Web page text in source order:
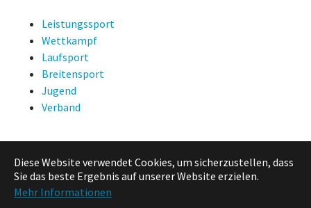
Diese Website verwendet Cookies, um sicherzustellen, dass
Sie das beste Ergebnis auf unserer Website erzielen.
Mehr Informationen
Leistungssport
Wettkampf
Laufsport
Breitensport
Jugend
Verband
News Suche